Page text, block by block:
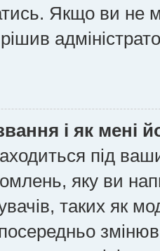
Якщо ви не
і як мені
під
яку ви
таких як